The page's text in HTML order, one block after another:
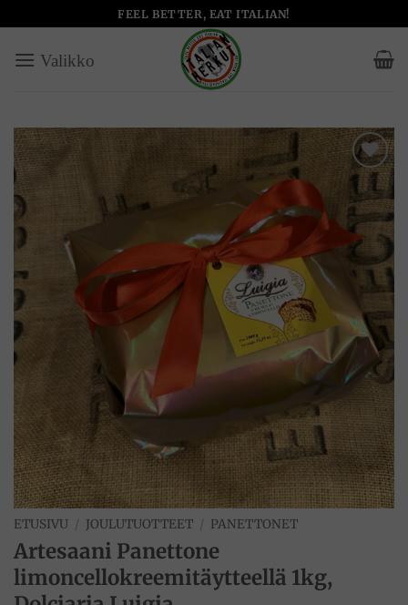
to
content
FEEL BETTER, EAT ITALIAN!
Add to
wishlist
ETUSIVU / JOULUTUOTTEET / PANETTONET
Artesaani Panettone
limoncellokreemitäytteellä 1kg,